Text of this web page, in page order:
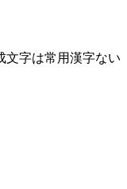
文字は常用漢字ない